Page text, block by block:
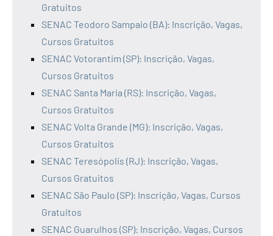
Gratuitos
SENAC Teodoro Sampaio (BA): Inscrição, Vagas,
Cursos Gratuitos
SENAC Votorantim (SP): Inscrição, Vagas,
Cursos Gratuitos
SENAC Santa Maria (RS): Inscrição, Vagas,
Cursos Gratuitos
SENAC Volta Grande (MG): Inscrição, Vagas,
Cursos Gratuitos
SENAC Teresópolis (RJ): Inscrição, Vagas,
Cursos Gratuitos
SENAC São Paulo (SP): Inscrição, Vagas, Cursos
Gratuitos
SENAC Guarulhos (SP): Inscrição, Vagas, Cursos